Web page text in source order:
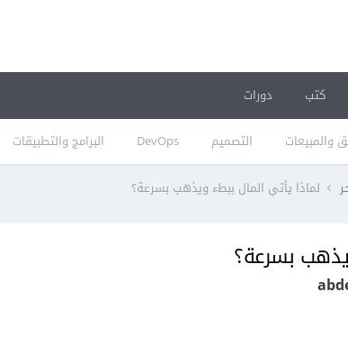
والمبيعات التصميم DevOps البرامج والتطبيقات
كتب دورات
لماذا يأتي المال ببطء ويذهب بسرعة؟
بسرعة؟